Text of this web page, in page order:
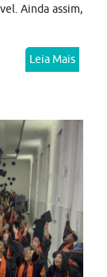
Ainda assim,
Leia Mais